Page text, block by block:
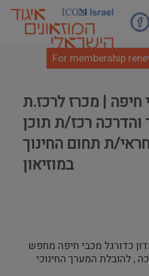
Skip
For membership
חיפה | מכרז לרכז.ת
והדרכה רכז/ת תוכן
ת תחום החינוך
במוזיאון
כדורגל מכבי חיפה מחפש
, להובלת המערך החינוכי